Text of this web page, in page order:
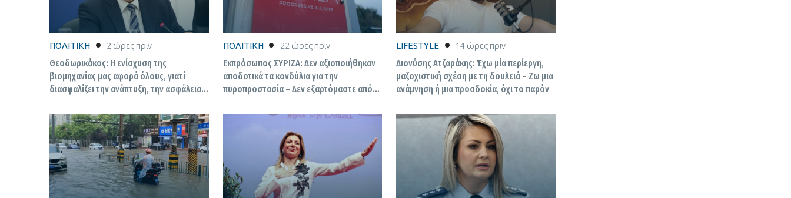
ΠΟΛΙΤΙΚΗ 2 ώρες πριν
Θεοδωρικάκος: Η ενίσχυση της
βιομηχανίας μας αφορά όλους, γιατί
διασφαλίζει την ανάπτυξη, την ασφάλεια
ΠΟΛΙΤΙΚΗ 22 ώρες πριν
Εκπρόσωπος ΣΥΡΙΖΑ: Δεν αξιοποιήθηκαν
αποδοτικά τα κονδύλια για την
πυροπροστασία – Δεν εξαρτόμαστε από
LIFESTYLE 14 ώρες πριν
Διονύσης Ατζαράκης: Έχω μία περίεργη,
μαζοχιστική σχέση με τη δουλειά – Ζω μια
ανάμνηση ή μια προσδοκία, όχι το παρόν